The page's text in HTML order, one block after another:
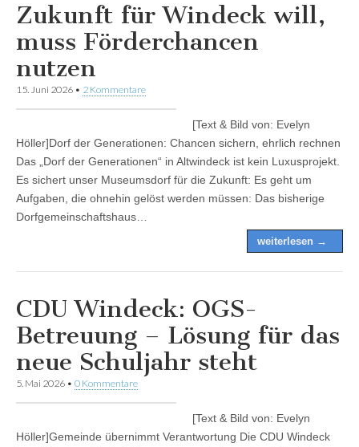
Zukunft für Windeck will,
muss Förderchancen
nutzen
15. Juni 2026 • 2 Kommentare
[Text & Bild von: Evelyn
Höller]Dorf der Generationen: Chancen sichern, ehrlich rechnen
Das „Dorf der Generationen“ in Altwindeck ist kein Luxusprojekt.
Es sichert unser Museumsdorf für die Zukunft: Es geht um
Aufgaben, die ohnehin gelöst werden müssen: Das bisherige
Dorfgemeinschaftshaus…
weiterlesen →
CDU Windeck: OGS-
Betreuung – Lösung für das
neue Schuljahr steht
5. Mai 2026 • 0 Kommentare
[Text & Bild von: Evelyn
Höller]Gemeinde übernimmt Verantwortung Die CDU Windeck